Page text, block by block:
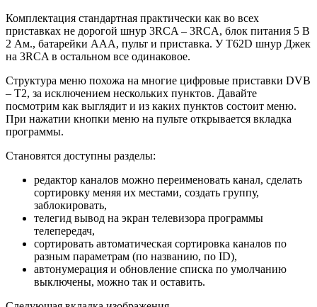
Комплектация стандартная практически как во всех
приставках не дорогой шнур 3RCA – 3RCA, блок питания 5 В
2 Ам., батарейки ААА, пульт и приставка. У Т62D шнур Джек
на 3RCA в остальном все одинаковое.
Структура меню похожа на многие цифровые приставки DVB
– T2, за исключением нескольких пунктов. Давайте
посмотрим как выглядит и из каких пунктов состоит меню.
При нажатии кнопки меню на пульте открывается вкладка
программы.
Становятся доступны разделы:
редактор каналов можно переименовать канал, сделать
сортировку меняя их местами, создать группу,
заблокировать,
телегид вывод на экран телевизора программы
телепередач,
сортировать автоматическая сортировка каналов по
разным параметрам (по названию, по ID),
автонумерация и обновление списка по умолчанию
выключены, можно так и оставить.